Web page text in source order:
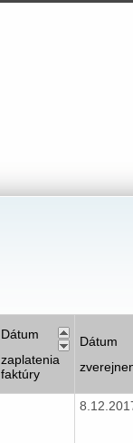
Dátum
zaplatenia
faktúry
Dátum